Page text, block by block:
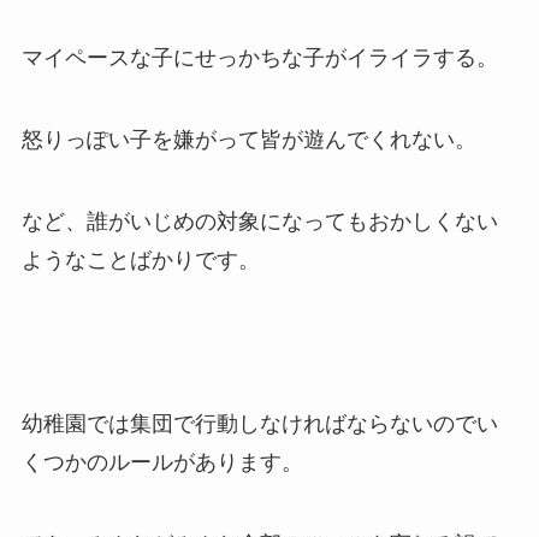
マイペースな子にせっかちな子がイライラする。
怒りっぽい子を嫌がって皆が遊んでくれない。
など、誰がいじめの対象になってもおかしくない
ようなことばかりです。
幼稚園では集団で行動しなければならないのでい
くつかのルールがあります。